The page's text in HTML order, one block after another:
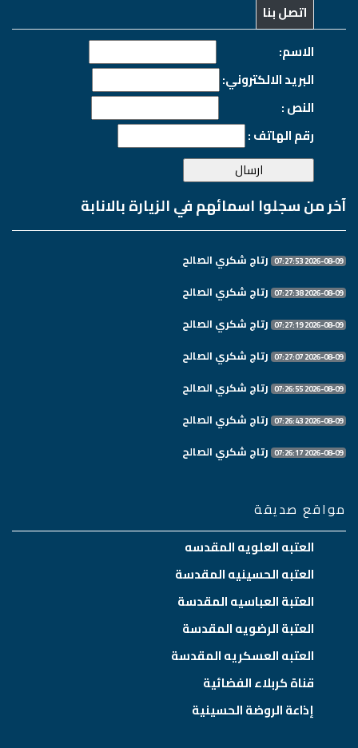
اتصل بنا
الاسم:
البريد الالكتروني:
النص :
رقم الهاتف :
آخر من سجلوا اسمائهم في الزيارة بالانابة
2026-08-09 07:27:53 رتاج شكري الصالح
2026-08-09 07:27:38 رتاج شكري الصالح
2026-08-09 07:27:19 رتاج شكري الصالح
2026-08-09 07:27:07 رتاج شكري الصالح
2026-08-09 07:26:55 رتاج شكري الصالح
2026-08-09 07:26:43 رتاج شكري الصالح
2026-08-09 07:26:17 رتاج شكري الصالح
مواقع صديقة
العتبه العلويه المقدسه
العتبه الحسينيه المقدسة
العتبة العباسيه المقدسة
العتبة الرضويه المقدسة
العتبه العسكريه المقدسة
قناة كربلاء الفضائية
إذاعة الروضة الحسينية